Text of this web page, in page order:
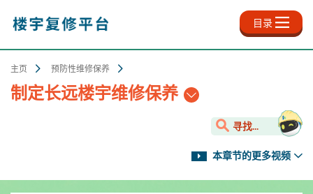
内
目录
主页 预防性维修保养
制定长远楼宇维修保养
寻找...
本章节的更多视频